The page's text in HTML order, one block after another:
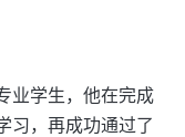
业学生，他在完成
习，再成功通过了